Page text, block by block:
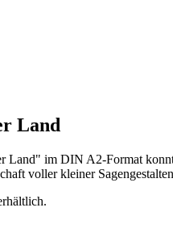
Land
Land" im DIN A2-Format
voller kleiner